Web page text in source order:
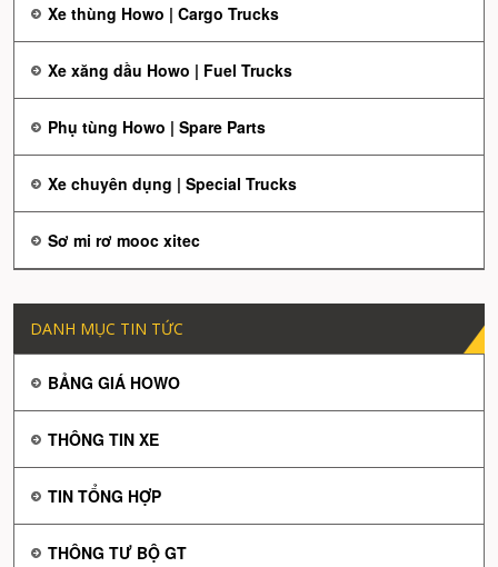
Xe thùng Howo | Cargo Trucks
Xe xăng dầu Howo | Fuel Trucks
Phụ tùng Howo | Spare Parts
Xe chuyên dụng | Special Trucks
Sơ mi rơ mooc xitec
DANH MỤC TIN TỨC
BẢNG GIÁ HOWO
THÔNG TIN XE
TIN TỔNG HỢP
THÔNG TƯ BỘ GT